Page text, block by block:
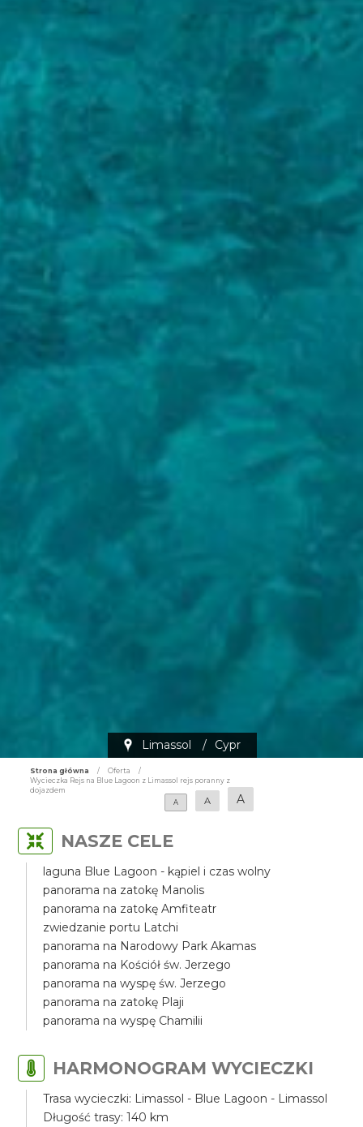
Limassol / Cypr
Strona główna / Oferta
/
Wycieczka Rejs na Blue Lagoon z Limassol rejs poranny z
dojazdem
A
A A
NASZE CELE
laguna Blue Lagoon - kąpiel i czas wolny
panorama na zatokę Manolis
panorama na zatokę Amfiteatr
zwiedzanie portu Latchi
panorama na Narodowy Park Akamas
panorama na Kościół św. Jerzego
panorama na wyspę św. Jerzego
panorama na zatokę Plaji
panorama na wyspę Chamilii
HARMONOGRAM WYCIECZKI
Trasa wycieczki: Limassol - Blue Lagoon - Limassol
Długość trasy: 140 km